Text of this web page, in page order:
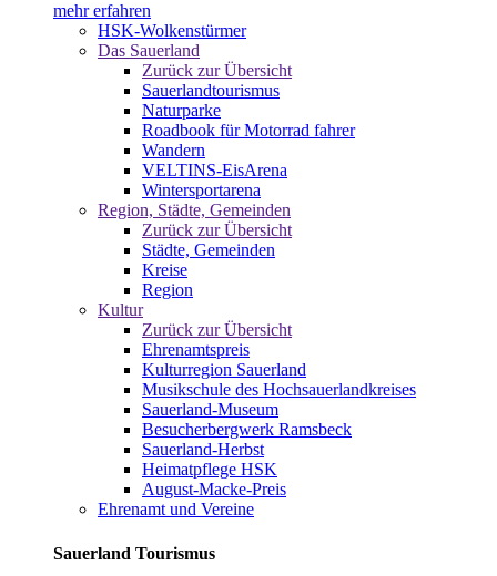
mehr erfahren
HSK-Wolkenstürmer
Das Sauerland
Zurück zur Übersicht
Sauerlandtourismus
Naturparke
Roadbook für Motorrad fahrer
Wandern
VELTINS-EisArena
Wintersportarena
Region, Städte, Gemeinden
Zurück zur Übersicht
Städte, Gemeinden
Kreise
Region
Kultur
Zurück zur Übersicht
Ehrenamtspreis
Kulturregion Sauerland
Musikschule des Hochsauerlandkreises
Sauerland-Museum
Besucherbergwerk Ramsbeck
Sauerland-Herbst
Heimatpflege HSK
August-Macke-Preis
Ehrenamt und Vereine
Sauerland Tourismus